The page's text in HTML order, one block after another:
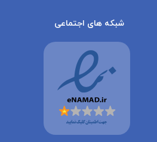
شبکه های اجتماعی